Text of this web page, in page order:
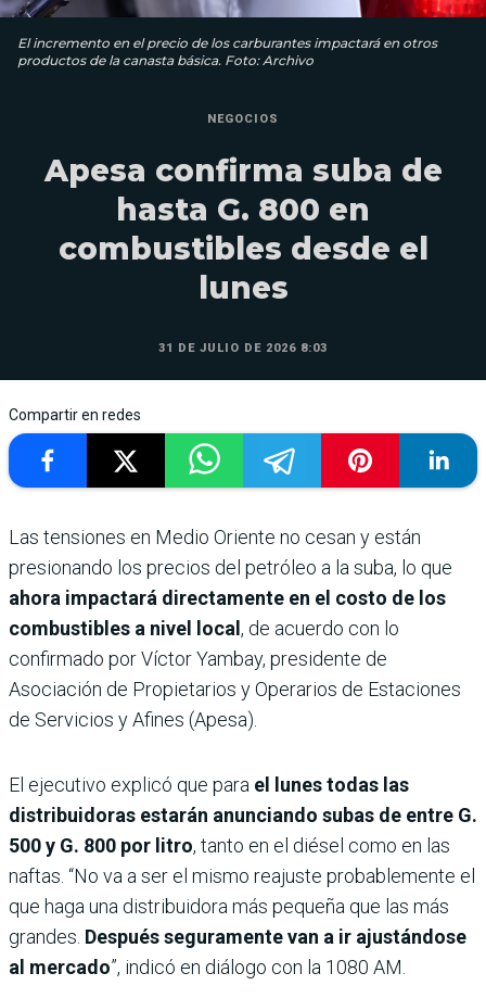
El incremento en el precio de los carburantes impactará en otros
productos de la canasta básica. Foto: Archivo
NEGOCIOS
Apesa confirma suba de
hasta G. 800 en
combustibles desde el
lunes
31 DE JULIO DE 2026 8:03
Compartir en redes
Las tensiones en Medio Oriente no cesan y están
presionando los precios del petróleo a la suba, lo que
ahora impactará directamente en el costo de los
combustibles a nivel local , de acuerdo con lo
confirmado por Víctor Yambay, presidente de
Asociación de Propietarios y Operarios de Estaciones
de Servicios y Afines (Apesa).
El ejecutivo explicó que para el lunes todas las
distribuidoras estarán anunciando subas de entre G.
500 y G. 800 por litro, tanto en el diésel como en las
naftas. “No va a ser el mismo reajuste probablemente el
que haga una distribuidora más pequeña que las más
grandes. Después seguramente van a ir ajustándose
al mercado”, indicó en diálogo con la 1080 AM.